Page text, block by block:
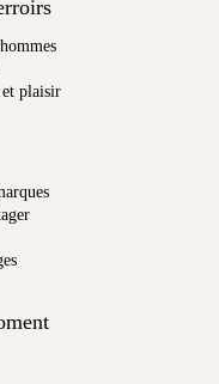
et plaisir